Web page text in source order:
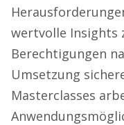
wertvolle Insights
Berechtigungen
Umsetzung
Masterclasses